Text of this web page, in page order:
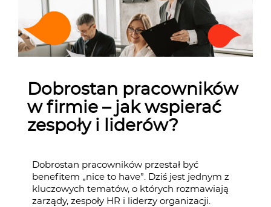
Dobrostan pracowników
w firmie – jak wspierać
zespoły i liderów?
Dobrostan pracowników przestał być
benefitem „nice to have”. Dziś jest jednym z
kluczowych tematów, o których rozmawiają
zarządy, zespoły HR i liderzy organizacji.